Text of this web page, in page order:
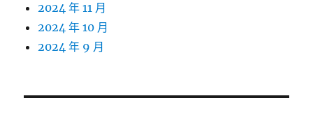
2024 年 11 月
2024 年 10 月
2024 年 9 月